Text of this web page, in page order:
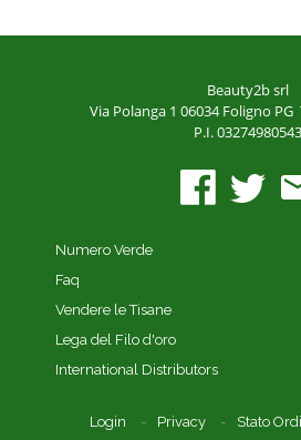
Beauty2b srl
Via Polanga 1 06034 Foligno PG
P.I. 03274980543
Numero Verde
Faq
Vendere le Tisane
Lega del Filo d'oro
International Distributors
Login Privacy Stato